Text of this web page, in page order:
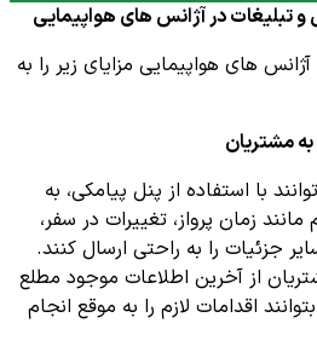
و تبلیغات در آژانس های هواپیمایی
های هواپیمایی مزایای زیر را به
مشتریان
با استفاده از پنل پیامکی، به
زمان پرواز، تغییرات در سفر،
جزئیات را به راحتی ارسال کنند.
از آخرین اطلاعات موجود مطلع
اقدامات لازم را به موقع انجام